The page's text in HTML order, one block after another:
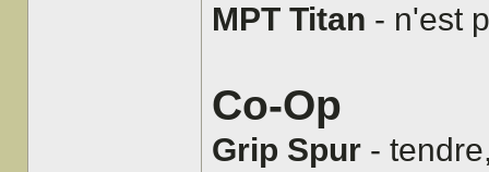
MPT Titan - n'est
Co-Op
Grip Spur -